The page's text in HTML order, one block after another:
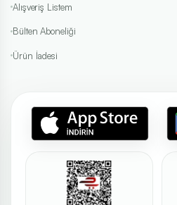
Alışveriş Listem
Bülten Aboneliği
Ürün İadesi